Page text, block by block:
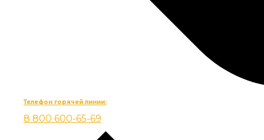
Телефон горячей линии:
8 800 600-65-69